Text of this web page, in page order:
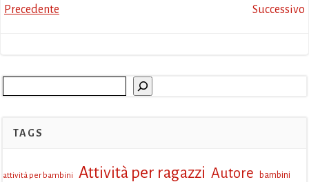
Post
Precedente Successivo
TAGS
attività per bambini Attività per ragazzi Autore bambini